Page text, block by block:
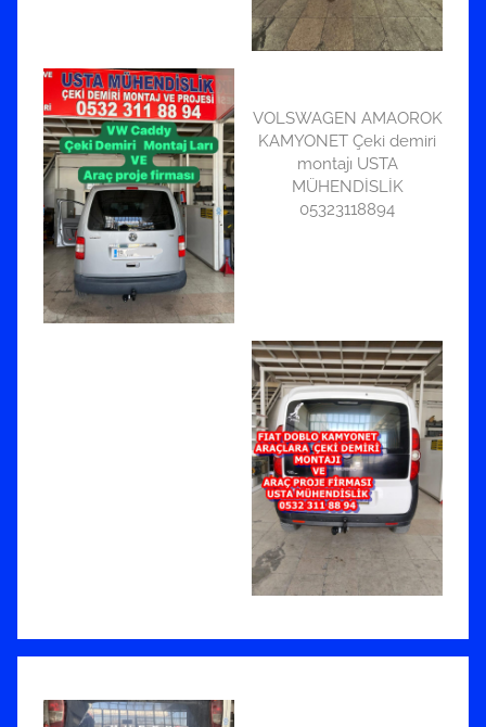
VOLSWAGEN AMAOROK
KAMYONET Çeki demiri
montajı USTA
MÜHENDİSLİK
05323118894